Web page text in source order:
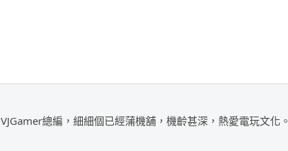
VJGamer總編，細細個已經蒲機舖，機齡甚深，熱愛電玩文化。